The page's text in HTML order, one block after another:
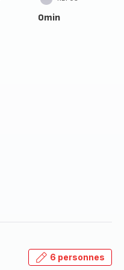
0min
6 personnes